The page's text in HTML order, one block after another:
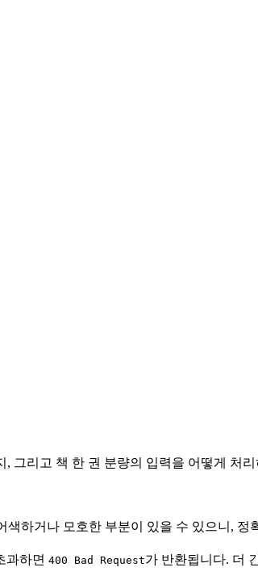
그리고 책 한 권 분량의 입력을 어떻게 처
하거나 모호한 부분이 있을 수 있으니, 정
과하면 400 Bad Request가 반환됩니다. 더